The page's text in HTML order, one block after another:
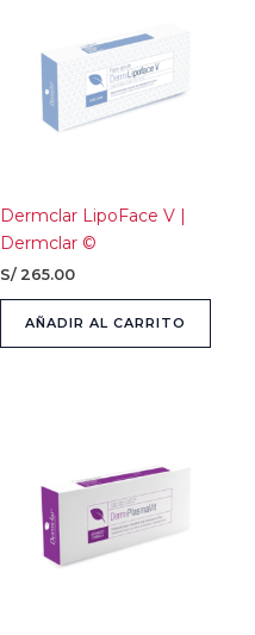
Dermclar LipoFace V |
Dermclar ©
S/ 265.00
AÑADIR AL CARRITO